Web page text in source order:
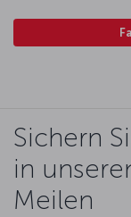
Sichern
in
Meilen